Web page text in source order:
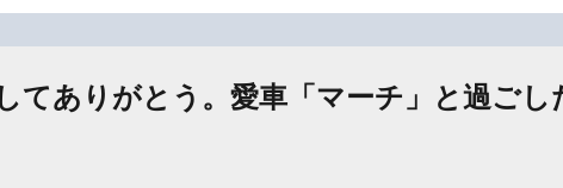
てありがとう。愛車「マーチ」と過ご